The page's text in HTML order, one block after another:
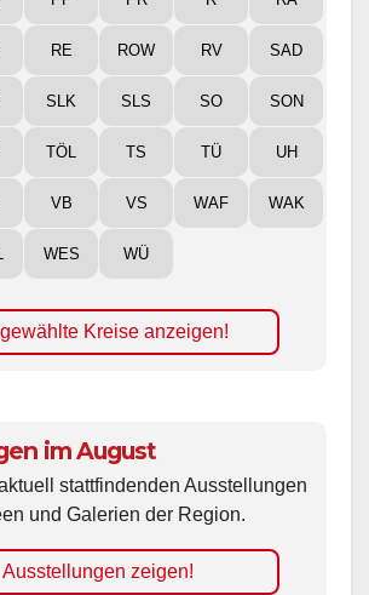
RE ROW RV SAD
SLK SLS SO SON
TÖL TS TÜ UH
VB VS WAF WAK
WES WÜ
Kreise anzeigen!
im August
stattfindenden Ausstellungen
und Galerien der Region.
Ausstellungen zeigen!